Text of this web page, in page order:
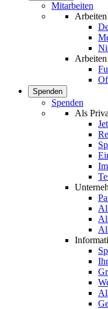
Mitarbeiten
Spenden
Spenden
Als